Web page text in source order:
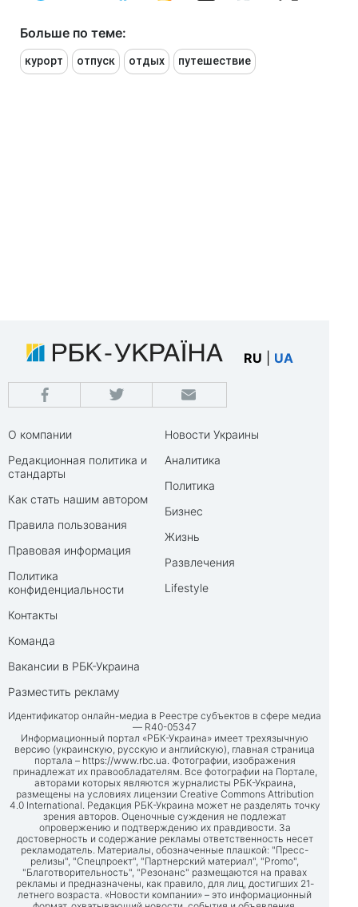
Больше по теме:
курорт отпуск отдых путешествие
RU UA
О компании
Редакционная политика и
стандарты
Как стать нашим автором
Правила пользования
Правовая информация
Политика
конфиденциальности
Контакты
Команда
Вакансии в РБК-Украина
Разместить рекламу
Новости Украины
Аналитика
Политика
Бизнес
Жизнь
Развлечения
Lifestyle
Идентификатор онлайн-медиа в Реестре субъектов в сфере медиа
— R40-05347
Информационный портал «РБК-Украина» имеет трехязычную
версию (украинскую, русскую и английскую), главная страница
портала – https://www.rbc.ua. Фотографии, изображения
принадлежат их правообладателям. Все фотографии на Портале,
авторами которых являются журналисты РБК-Украина,
размещены на условиях лицензии Creative Commons Attribution
4.0 International. Редакция РБК-Украина может не разделять точку
зрения авторов. Оценочные суждения не подлежат
опровержению и подтверждению их правдивости. За
достоверность и содержание рекламы ответственность несет
рекламодатель. Материалы, обозначенные плашкой: "Пресс-
релизы", "Спецпроект", "Партнерский материал", "Promo",
"Благотворительность", "Резонанс" размещаются на правах
рекламы и предназначены, как правило, для лиц, достигших 21-
летнего возраста. «Новости компании» – это информационный